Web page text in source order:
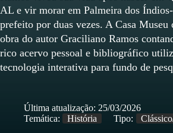
AL e vir morar em Palmeira dos
prefeito por duas vezes. A Casa Museu
obra do autor Graciliano Ramos
rico acervo pessoal e bibliográfico
tecnologia interativa para fundo de
Última atualização: 25/03/2026
Temática:
História Tipo: